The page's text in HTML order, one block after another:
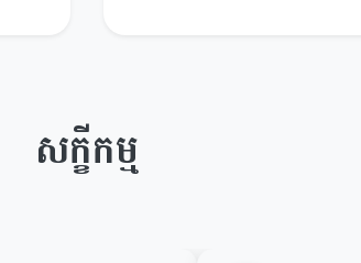
សក្ខីកម្ម